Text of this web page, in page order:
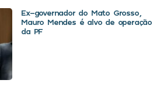
Ex-governador do Mato Grosso,
Mauro Mendes é alvo de operação
da PF